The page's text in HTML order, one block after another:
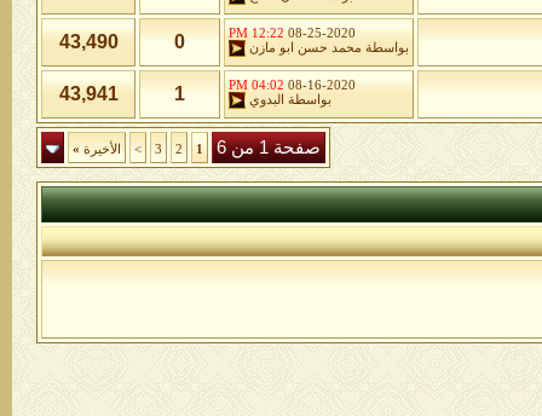
08-25-2020
12:22 PM
بواسطة محمد حسن ابو مازن 0
43,490
08-16-2020
04:02 PM
بواسطة
البدوي 1
43,941
صفحة 1 من 6 1
2
3
> الأخيرة »